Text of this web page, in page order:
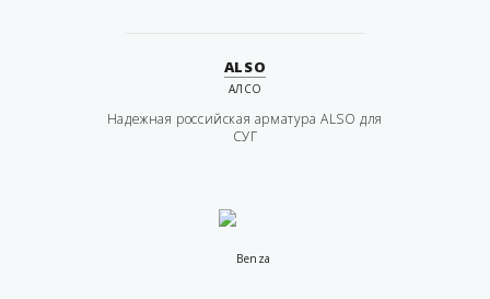
ALSO
АЛСО
Надежная российская арматура ALSO для
СУГ